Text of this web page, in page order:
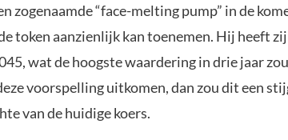
zogenaamde “face-melting pump” in de
token aanzienlijk kan toenemen. Hij heeft
wat de hoogste waardering in drie jaar zou
voorspelling uitkomen, dan zou dit een
van de huidige koers.